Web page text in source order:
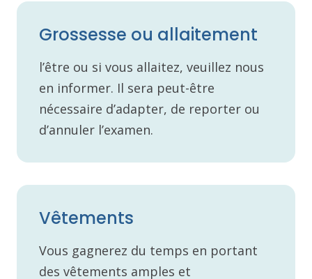
Grossesse ou allaitement
l’être ou si vous allaitez, veuillez nous
en informer. Il sera peut-être
nécessaire d’adapter, de reporter ou
d’annuler l’examen.
Vêtements
Vous gagnerez du temps en portant
des vêtements amples et